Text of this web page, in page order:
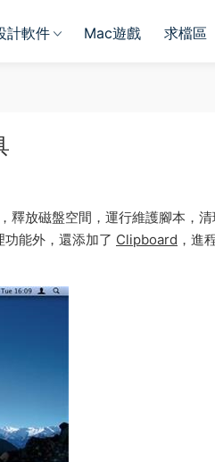
計軟件 Mac遊戲 求檔區
釋放磁盤空間，運行維護腳本，
能外，還添加了 Clipboard ，進